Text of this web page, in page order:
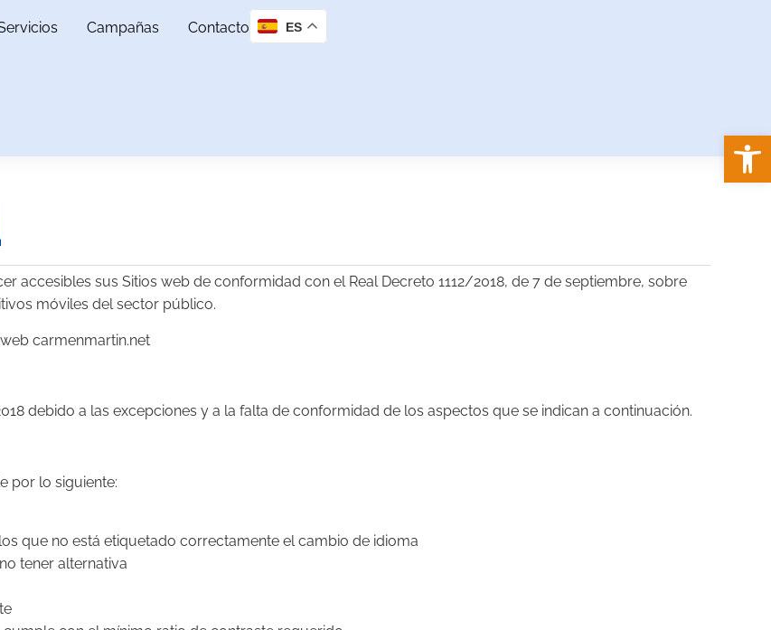
Abrir
Campañas Contacto ES
accesibles sus Sitios web de conformidad con el Real Decreto 1112/2018, de 7 de septiembre, sobre
móviles del sector público.
carmenmartin.net
debido a las excepciones y a la falta de conformidad de los aspectos que se indican a continuación.
por lo siguiente:
que no está etiquetado correctamente el cambio de idioma
tener alternativa